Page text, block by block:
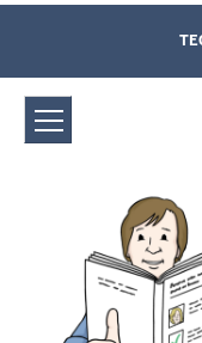
Amtsgericht
Direkt zum Inhalt
Leichte
und